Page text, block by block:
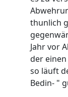
thunlich
Jahr vor
der
so läuft
Bedin- "